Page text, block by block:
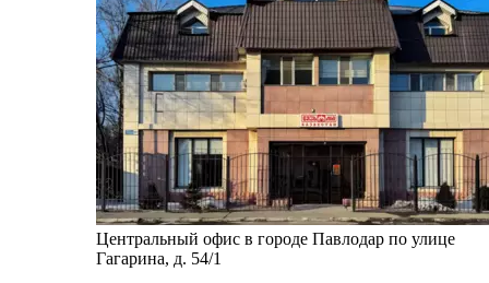
Центральный офис в городе Павлодар по улице
Гагарина, д. 54/1